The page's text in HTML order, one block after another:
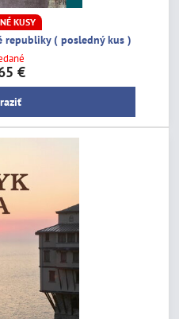
KUSY
republiky ( posledný kus )
€